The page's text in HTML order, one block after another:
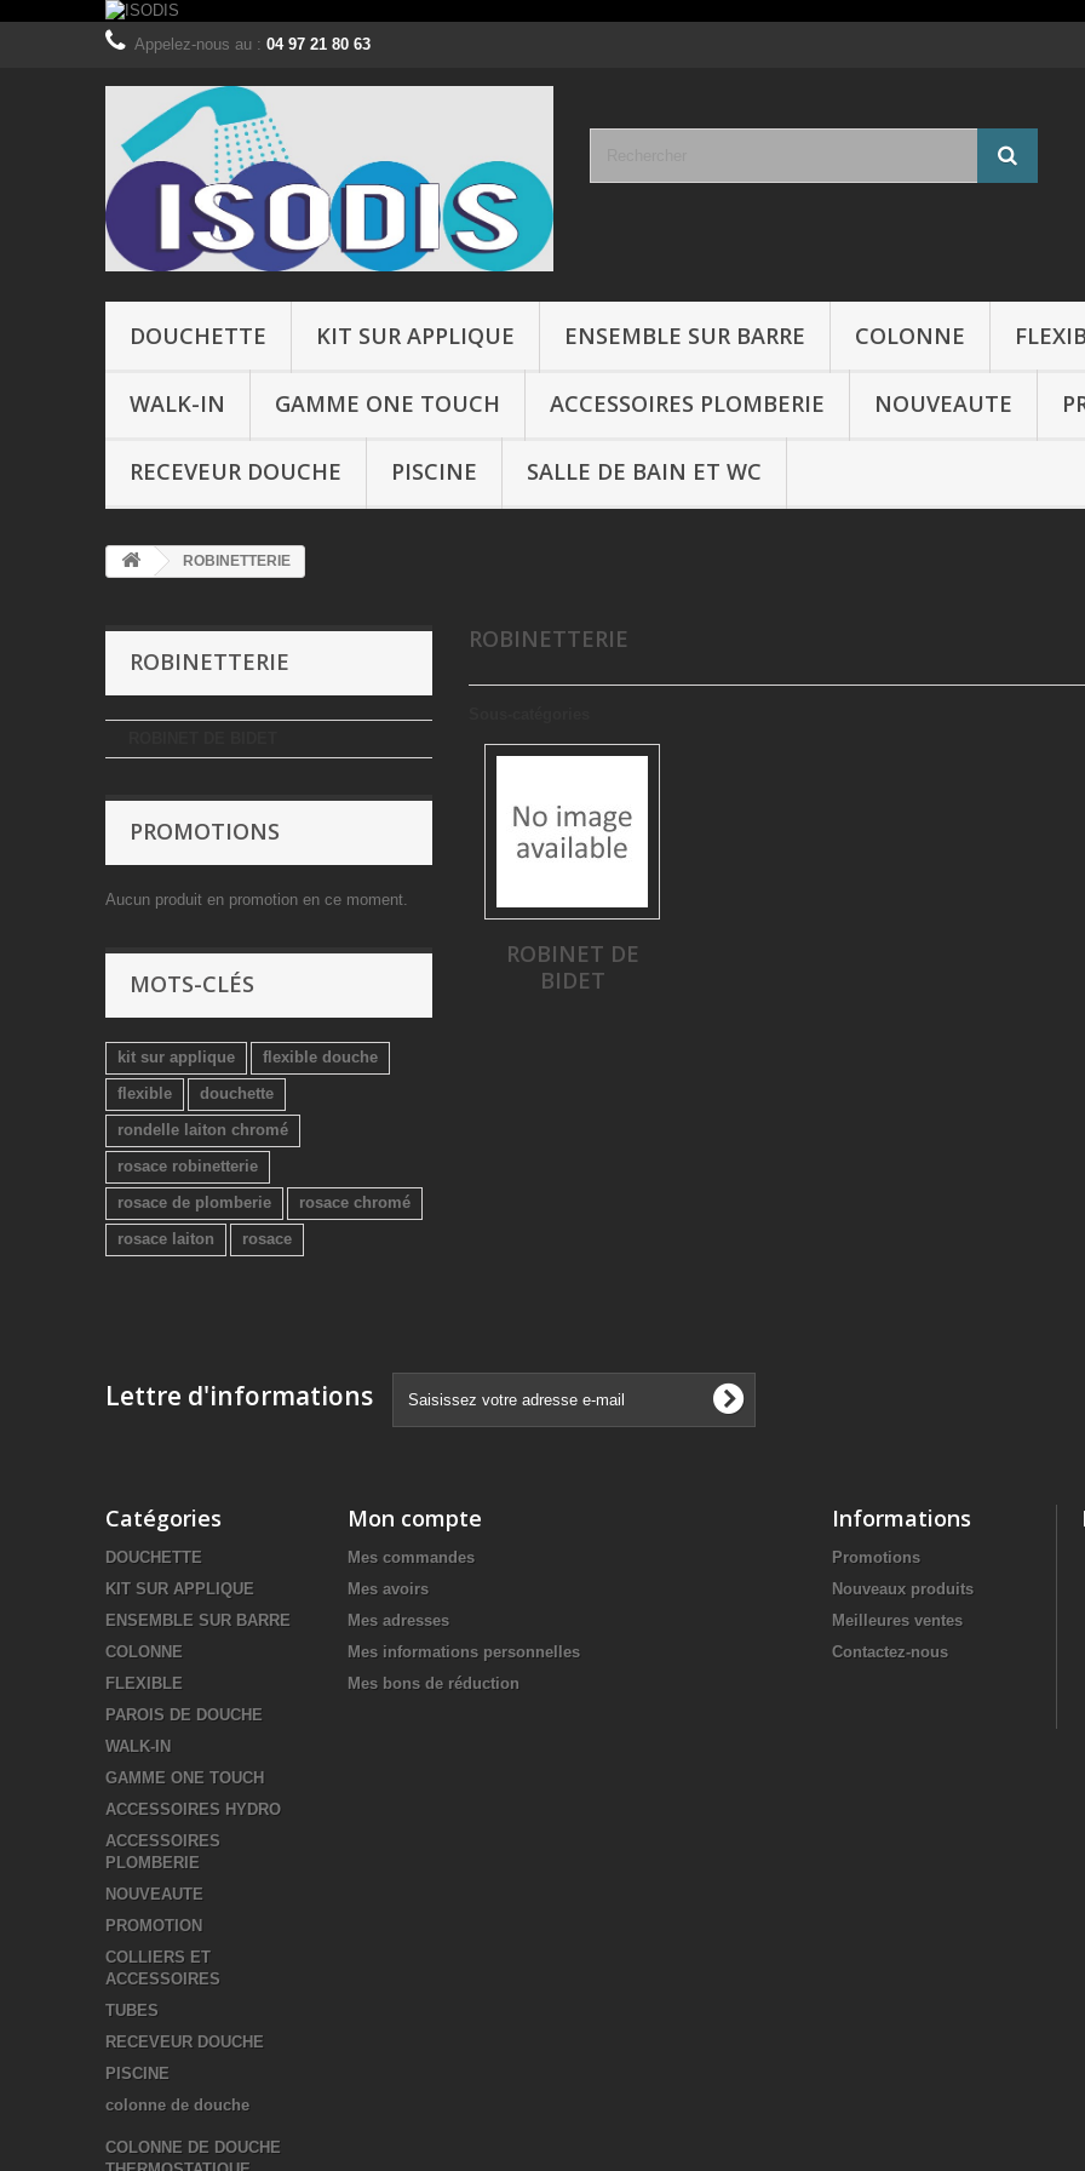
Appelez-nous au : 04 97 21 80 63
DOUCHETTE KIT SUR APPLIQUE ENSEMBLE SUR BARRE COLONNE
WALK-IN GAMME ONE TOUCH ACCESSOIRES PLOMBERIE NOUVEAUTE
RECEVEUR DOUCHE PISCINE SALLE DE BAIN ET WC
ROBINETTERIE
ROBINETTERIE
PROMOTIONS
Aucun produit en promotion en ce moment.
MOTS-CLÉS
kit sur applique
flexible douche
flexible
douchette
rondelle laiton chromé
rosace robinetterie
rosace de plomberie
rosace chromé
rosace laiton
rosace
ROBINETTERIE
ROBINET DE
BIDET
Lettre d'informations
Catégories
DOUCHETTE
KIT SUR APPLIQUE
ENSEMBLE SUR BARRE
COLONNE
FLEXIBLE
PAROIS DE DOUCHE
WALK-IN
GAMME ONE TOUCH
ACCESSOIRES HYDRO
ACCESSOIRES
PLOMBERIE
NOUVEAUTE
PROMOTION
COLLIERS ET
ACCESSOIRES
TUBES
RECEVEUR DOUCHE
PISCINE
colonne de douche
COLONNE DE DOUCHE
Mon compte
Mes commandes
Mes avoirs
Mes adresses
Mes informations personnelles
Mes bons de réduction
Informations
Promotions
Nouveaux produits
Meilleures ventes
Contactez-nous